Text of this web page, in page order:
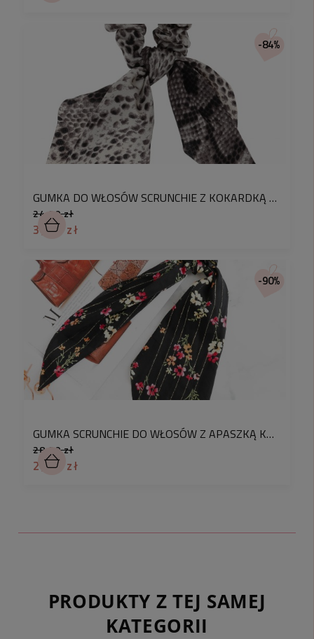
GUMKA DO WŁOSÓW SCRUNCHIE Z KOKARDKĄ WZORY KOLOR SZARY
24,90 zł
3,90 zł
-84%
GUMKA SCRUNCHIE DO WŁOSÓW Z APASZKĄ KOLOR CZARNY KWIATY
28,90 zł
2,90 zł
-90%
PRODUKTY Z TEJ SAMEJ
KATEGORII